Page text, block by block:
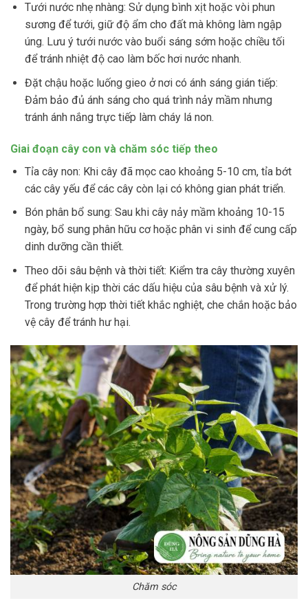
Tưới nước nhẹ nhàng: Sử dụng bình xịt hoặc vòi phun
sương để tưới, giữ độ ẩm cho đất mà không làm ngập
úng. Lưu ý tưới nước vào buổi sáng sớm hoặc chiều tối
để tránh nhiệt độ cao làm bốc hơi nước nhanh.
Đặt chậu hoặc luống gieo ở nơi có ánh sáng gián tiếp:
Đảm bảo đủ ánh sáng cho quá trình nảy mầm nhưng
tránh ánh nắng trực tiếp làm cháy lá non.
Giai đoạn cây con và chăm sóc tiếp theo
Tỉa cây non: Khi cây đã mọc cao khoảng 5-10 cm, tỉa bớt
các cây yếu để các cây còn lại có không gian phát triển.
Bón phân bổ sung: Sau khi cây nảy mầm khoảng 10-15
ngày, bổ sung phân hữu cơ hoặc phân vi sinh để cung cấp
dinh dưỡng cần thiết.
Theo dõi sâu bệnh và thời tiết: Kiểm tra cây thường xuyên
để phát hiện kịp thời các dấu hiệu của sâu bệnh và xử lý.
Trong trường hợp thời tiết khắc nghiệt, che chắn hoặc bảo
vệ cây để tránh hư hại.
Chăm sóc